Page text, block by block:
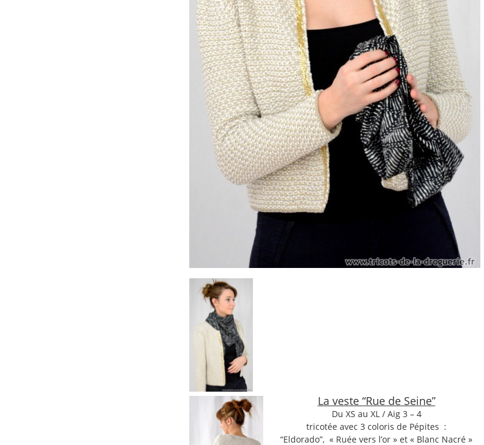
La veste “Rue de Seine”
Du XS au XL / Aig 3 – 4
tricotée avec 3 coloris de Pépites :
“Eldorado”, « Ruée vers l’or » et « Blanc Nacré »